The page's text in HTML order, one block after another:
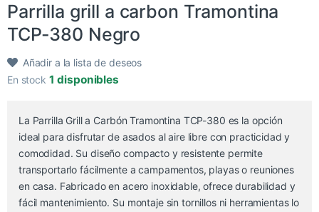
Parrilla grill a carbon Tramontina
TCP-380 Negro
Añadir a la lista de deseos
En stock 1 disponibles
La Parrilla Grill a Carbón Tramontina TCP-380 es la opción
ideal para disfrutar de asados al aire libre con practicidad y
comodidad. Su diseño compacto y resistente permite
transportarlo fácilmente a campamentos, playas o reuniones
en casa. Fabricado en acero inoxidable, ofrece durabilidad y
fácil mantenimiento. Su montaje sin tornillos ni herramientas lo